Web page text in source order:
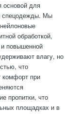
основой для
спецодежды. Мы
обработкой,
повышенной
влагу, но
что
комфорт при
пропитки, что
площадках и в